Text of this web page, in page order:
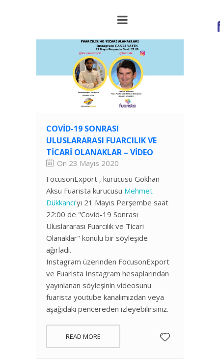
COVID-19 SONRASI
ULUSLARARASI FUARCILIK VE
TICARI OLANAKLAR – VIDEO
On 23 Mayıs 2020
FocusonExport , kurucusu Gökhan
Aksu Fuarista kurucusu Mehmet
Dükkancı'yı 21 Mayıs Perşembe saat
22:00 de "Covid-19 Sonrası
Uluslararası Fuarcılık ve Ticari
Olanaklar" konulu bir söyleşide
ağırladı.
Instagram üzerinden FocusonExport
ve Fuarista Instagram hesaplarından
yayınlanan söyleşinin videosunu
fuarista youtube kanalımızdan veya
aşağıdaki pencereden izleyebilirsiniz.
READ MORE